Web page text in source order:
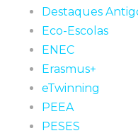
Destaques
Eco-Escolas
ENEC
Erasmus+
eTwinning
PEEA
PESES